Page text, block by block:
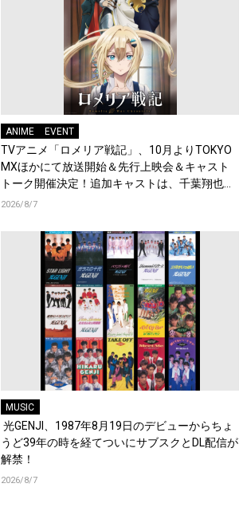
ANIME EVENT
TVアニメ「ロメリア戦記」、10月よりTOKYO
MXほかにて放送開始＆先行上映会＆キャスト
トーク開催決定！追加キャストは、千葉翔也、
梶原岳人、堀江瞬、綿貫竜之介！PV第1弾公
2026/8/7
MUSIC
光GENJI、1987年8月19日のデビューからちょ
うど39年の時を経てついにサブスクとDL配信が
解禁！
2026/8/7